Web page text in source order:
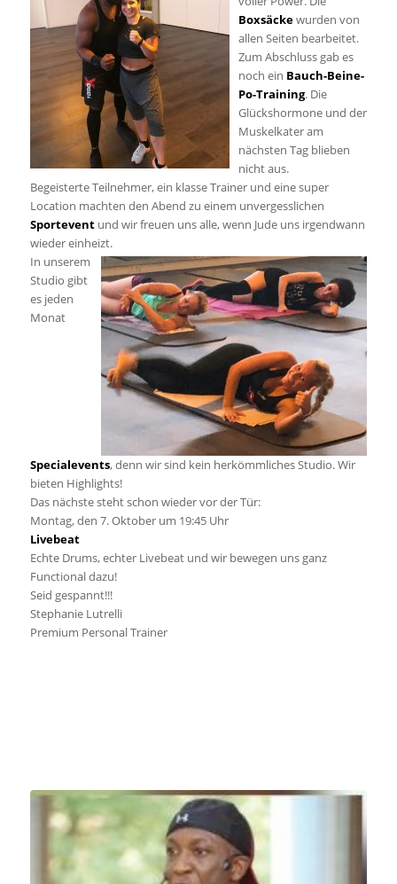
Boxsäckewurden von
allen Seiten bearbeitet.
Zum Abschluss gab es
noch ein Bauch-Beine-
Po-Training. Die
Glückshormone und der
Muskelkater am
nächsten Tag blieben
nicht aus.
Begeisterte Teilnehmer, ein klasse Trainer und eine super
Location machten den Abend zu einem unvergesslichen
Sporteventund wir freuen uns alle, wenn Jude uns irgendwann
wieder einheizt.
In unserem
Studio gibt
es jeden
Monat
Specialevents, denn wir sind kein herkömmliches Studio. Wir
bieten Highlights!
Das nächste steht schon wieder vor der Tür:
Montag, den 7. Oktober um 19:45 Uhr
Livebeat
Echte Drums, echter Livebeat und wir bewegen uns ganz
Functional dazu!
Seid gespannt!!!
Stephanie Lutrelli
Premium Personal Trainer